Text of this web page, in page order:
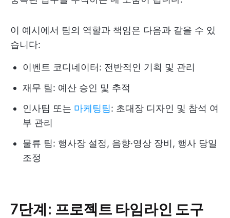
이 예시에서 팀의 역할과 책임은 다음과 같을 수 있
습니다:
이벤트 코디네이터: 전반적인 기획 및 관리
재무 팀: 예산 승인 및 추적
인사팀 또는 마케팅팀: 초대장 디자인 및 참석 여
부 관리
물류 팀: 행사장 설정, 음향·영상 장비, 행사 당일
조정
7단계: 프로젝트 타임라인 도구